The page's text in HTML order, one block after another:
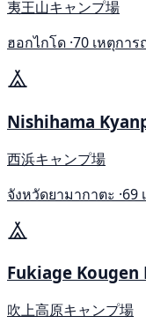
夷王山キャンプ場
ฮอกไกโด ·70 เหตุกา
Nishihama
西浜キャンプ場
จังหวัดยามากาตะ ·69
Fukiage Kougen
吹上高原キャンプ場